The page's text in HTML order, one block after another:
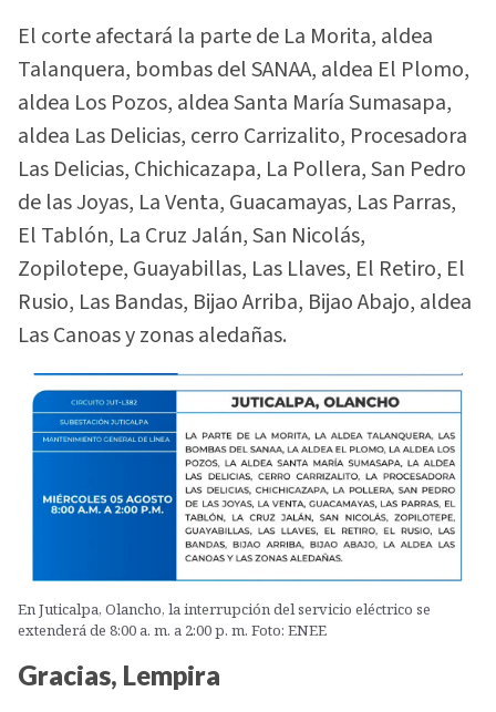
El corte afectará la parte de La Morita, aldea
Talanquera, bombas del SANAA, aldea El Plomo,
aldea Los Pozos, aldea Santa María Sumasapa,
aldea Las Delicias, cerro Carrizalito, Procesadora
Las Delicias, Chichicazapa, La Pollera, San Pedro
de las Joyas, La Venta, Guacamayas, Las Parras,
El Tablón, La Cruz Jalán, San Nicolás,
Zopilotepe, Guayabillas, Las Llaves, El Retiro, El
Rusio, Las Bandas, Bijao Arriba, Bijao Abajo, aldea
Las Canoas y zonas aledañas.
En Juticalpa, Olancho, la interrupción del servicio eléctrico se
extenderá de 8:00 a. m. a 2:00 p. m. Foto: ENEE
Gracias, Lempira